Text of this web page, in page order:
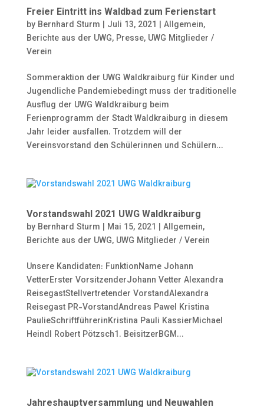
Freier Eintritt ins Waldbad zum Ferienstart
by Bernhard Sturm | Juli 13, 2021 | Allgemein,
Berichte aus der UWG, Presse, UWG Mitglieder /
Verein
Sommeraktion der UWG Waldkraiburg für Kinder und
Jugendliche Pandemiebedingt muss der traditionelle
Ausflug der UWG Waldkraiburg beim
Ferienprogramm der Stadt Waldkraiburg in diesem
Jahr leider ausfallen. Trotzdem will der
Vereinsvorstand den Schülerinnen und Schülern...
Vorstandswahl 2021 UWG Waldkraiburg
by Bernhard Sturm | Mai 15, 2021 | Allgemein,
Berichte aus der UWG, UWG Mitglieder / Verein
Unsere Kandidaten: FunktionName Johann
VetterErster VorsitzenderJohann Vetter Alexandra
ReisegastStellvertretender VorstandAlexandra
Reisegast PR-VorstandAndreas Pawel Kristina
PaulieSchriftführerinKristina Pauli KassierMichael
Heindl Robert Pötzsch1. BeisitzerBGM...
Jahreshauptversammlung und Neuwahlen